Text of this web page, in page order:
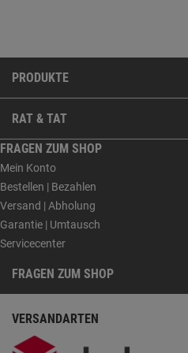
PRODUKTE
RAT & TAT
FRAGEN ZUM SHOP
Mein Konto
Bestellen | Bezahlen
Versand | Abholung
Garantie | Umtausch
Servicecenter
FRAGEN ZUM SHOP
VERSANDARTEN